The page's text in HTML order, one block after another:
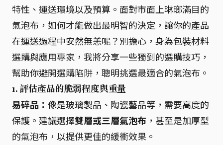
特性、運送環境以及預算。面對市面上琳瑯滿目的
氣泡布，如何才能做出最明智的決定，讓你的產品
在運送過程中安然無恙呢？別擔心，身為包裝材料
選購與應用專家，我將分享一些獨到的選購技巧，
幫助你避開選購陷阱，聰明挑選最適合的氣泡布。
1. 評估產品的脆弱程度與重量
易碎品： 像是玻璃製品、陶瓷藝品等，需要高度的
保護。建議選擇雙層或三層氣泡布 ，甚至是加厚型
的氣泡布，以提供更佳的緩衝效果。